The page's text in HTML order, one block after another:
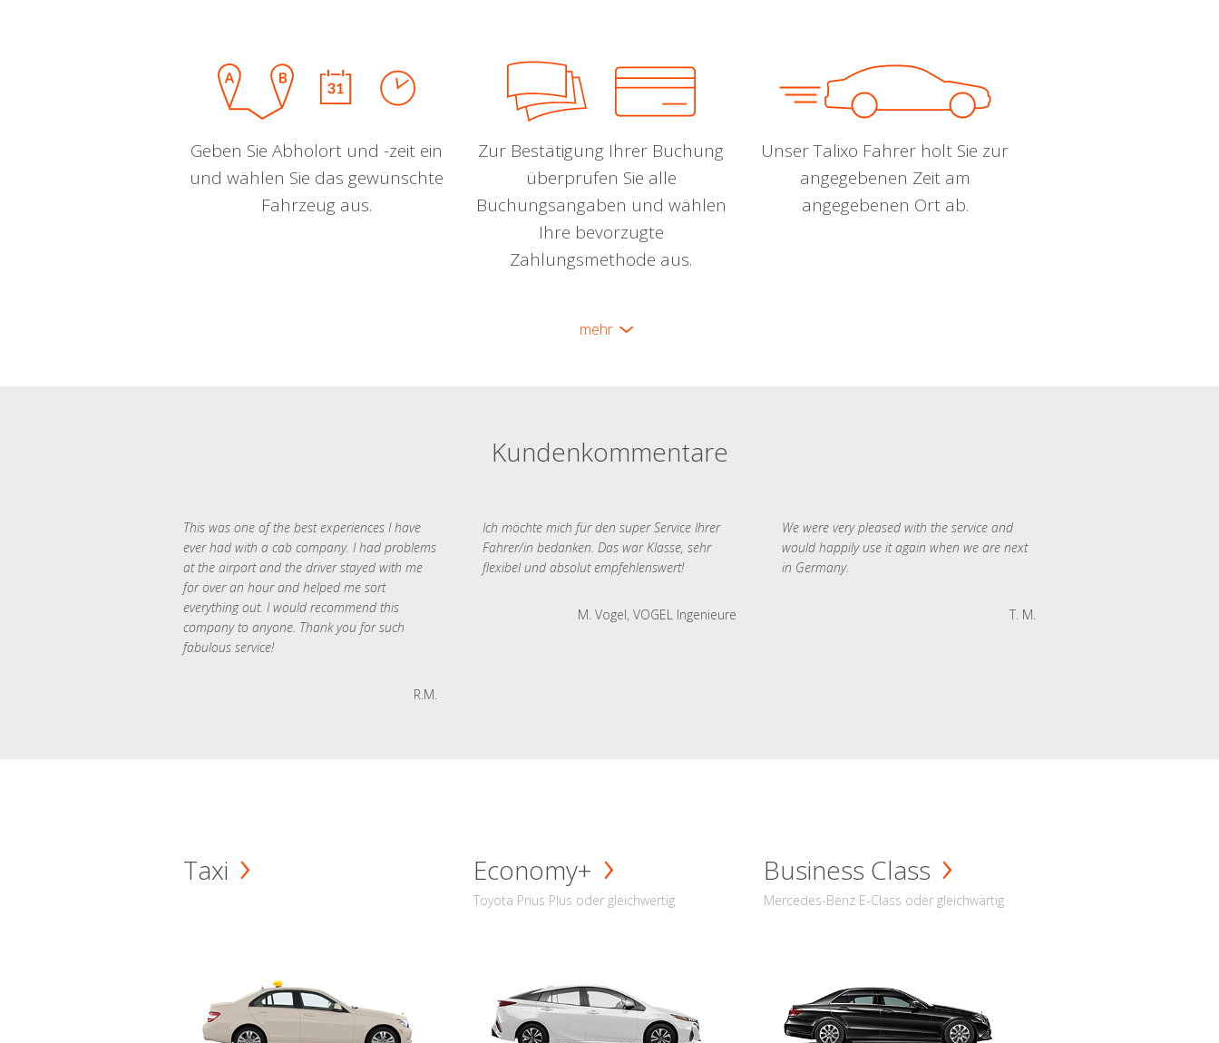
Geben Sie Abholort und -zeit ein
und wählen Sie das gewünschte
Fahrzeug aus.
Zur Bestätigung Ihrer Buchung
überprüfen Sie alle
Buchungsangaben und wählen
Ihre bevorzugte
Zahlungsmethode aus.
Unser Talixo Fahrer holt Sie zur
angegebenen Zeit am
angegebenen Ort ab.
mehr
Kundenkommentare
This was one of the best experiences I have
ever had with a cab company. I had problems
at the airport and the driver stayed with me
for over an hour and helped me sort
everything out. I would recommend this
company to anyone. Thank you for such
fabulous service!
R.M.
Ich möchte mich für den super Service Ihrer
Fahrer/in bedanken. Das war Klasse, sehr
flexibel und absolut empfehlenswert!
M. Vogel, VOGEL Ingenieure
We were very pleased with the service and
would happily use it again when we are next
in Germany.
T. M.
Taxi Economy+
Toyota Prius Plus oder gleichwertig
Business Class
Mercedes-Benz E-Class oder gleichwärtig